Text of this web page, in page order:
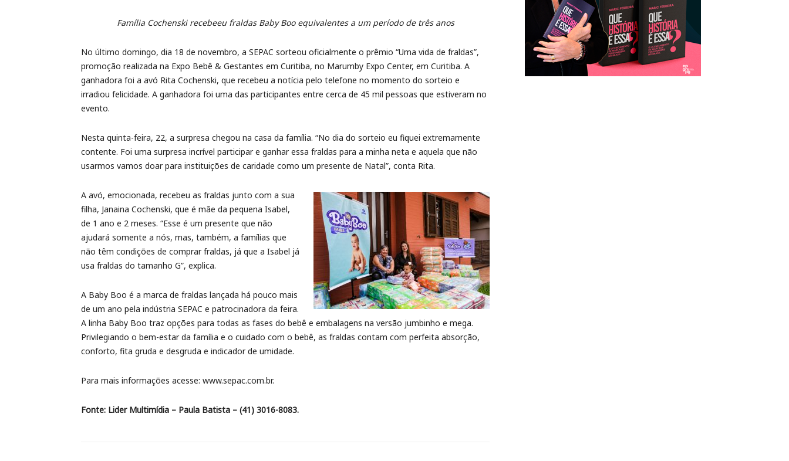
Família Cochenski recebeeu fraldas Baby Boo equivalentes a um período de três anos
No último domingo, dia 18 de novembro, a SEPAC sorteou oficialmente o prêmio “Uma vida de fraldas”,
promoção realizada na Expo Bebê & Gestantes em Curitiba, no Marumby Expo Center, em Curitiba. A
ganhadora foi a avó Rita Cochenski, que recebeu a notícia pelo telefone no momento do sorteio e
irradiou felicidade. A ganhadora foi uma das participantes entre cerca de 45 mil pessoas que estiveram no
evento.
Nesta quinta-feira, 22, a surpresa chegou na casa da família. “No dia do sorteio eu fiquei extremamente
contente. Foi uma surpresa incrível participar e ganhar essa fraldas para a minha neta e aquela que não
usarmos vamos doar para instituições de caridade como um presente de Natal”, conta Rita.
A avó, emocionada, recebeu as fraldas junto com a sua
filha, Janaina Cochenski, que é mãe da pequena Isabel,
de 1 ano e 2 meses. “Esse é um presente que não
ajudará somente a nós, mas, também, a famílias que
não têm condições de comprar fraldas, já que a Isabel já
usa fraldas do tamanho G”, explica.
A Baby Boo é a marca de fraldas lançada há pouco mais
de um ano pela indústria SEPAC e patrocinadora da feira.
A linha Baby Boo traz opções para todas as fases do bebê e embalagens na versão jumbinho e mega.
Privilegiando o bem-estar da família e o cuidado com o bebê, as fraldas contam com perfeita absorção,
conforto, fita gruda e desgruda e indicador de umidade.
Para mais informações acesse: www.sepac.com.br.
Fonte: Lider Multimídia – Paula Batista – (41) 3016-8083.